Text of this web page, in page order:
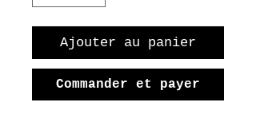
Ajouter au panier
Commander et payer